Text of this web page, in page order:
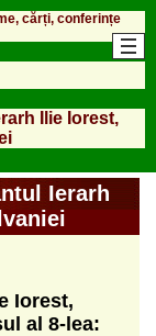
cărți, conferințe
Ilie Iorest,
Ierarh
Iorest,
al 8-lea: